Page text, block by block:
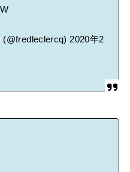
2020年2